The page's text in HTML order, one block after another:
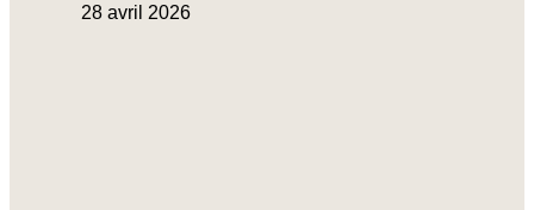
28 avril 2026